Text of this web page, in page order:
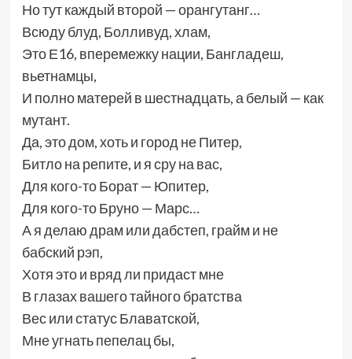
Но тут каждый второй — орангутанг…
Всюду блуд, Болливуд, хлам,
Это Е16, вперемежку нации, Бангладеш,
вьетнамцы,
И полно матерей в шестнадцать, а белый — как
мутант.
Да, это дом, хоть и город не Питер,
Битло на репите, и я сру на вас,
Для кого-то Борат — Юпитер,
Для кого-то Бруно — Марс…
А я делаю драм или дабстеп, грайм и не
бабский рэп,
Хотя это и вряд ли придаст мне
В глазах вашего тайного братства
Вес или статус Блаватской,
Мне угнать пепелац бы,